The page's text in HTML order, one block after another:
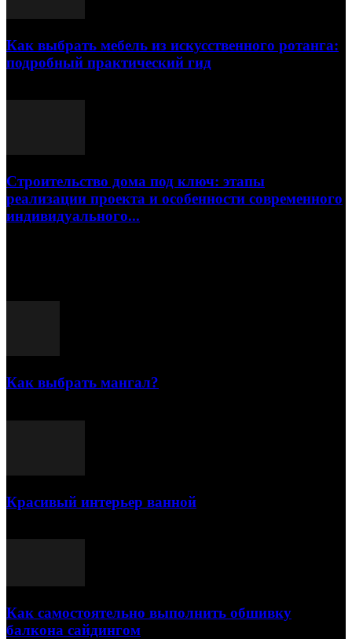
Как выбрать мебель из искусственного ротанга:
подробный практический гид
Строительство дома под ключ: этапы
реализации проекта и особенности современного
индивидуального...
Как выбрать мангал?
Красивый интерьер ванной
Как самостоятельно выполнить обшивку
балкона сайдингом